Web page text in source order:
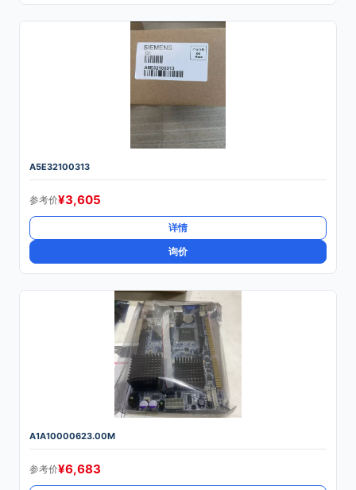
A5E32100313
参考价¥3,605
详情
询价
A1A10000623.00M
参考价¥6,683